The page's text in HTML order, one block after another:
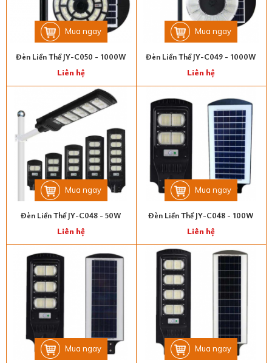
Mua ngay
Đèn Liền Thể JY-C050 - 1000W
Liên hệ
Mua ngay
Đèn Liền Thể JY-C049 - 1000W
Liên hệ
Mua ngay
Đèn Liền Thể JY-C048 - 50W
Liên hệ
Mua ngay
Đèn Liền Thể JY-C048 - 100W
Liên hệ
Mua ngay Mua ngay